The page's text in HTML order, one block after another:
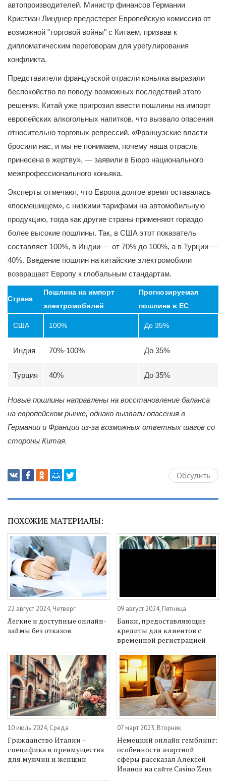
автопроизводителей. Министр финансов Германии
Кристиан Линднер предостерег Европейскую комиссию от
возможной "торговой войны" с Китаем, призвав к
дипломатическим переговорам для урегулирования
конфликта.
Представители французской отрасли коньяка выразили
беспокойство по поводу возможных последствий этого
решения. Китай уже пригрозил ввести пошлины на импорт
европейских алкогольных напитков, что вызвало опасения
относительно торговых репрессий. «Французские власти
бросили нас, и мы не понимаем, почему наша отрасль
принесена в жертву», — заявили в Бюро национального
межпрофессионального коньяка.
Эксперты отмечают, что Европа долгое время оставалась
«посмешищем», с низкими тарифами на автомобильную
продукцию, тогда как другие страны применяют гораздо
более высокие пошлины. Так, в США этот показатель
составляет 100%, в Индии — от 70% до 100%, а в Турции —
40%. Введение пошлин на китайские электромобили
возвращает Европу к глобальным стандартам.
Страна
Пошлина на импорт
электромобилей
Прогнозируемая
пошлина в ЕС
США 100% До 35%
Индия 70%-100% До 35%
Турция 40% До 35%
Новые пошлины направлены на восстановление баланса
на европейском рынке, однако вызвали опасения в
Германии и Франции из-за возможных ответных шагов со
стороны Китая.
Обсудить
ПОХОЖИЕ МАТЕРИАЛЫ:
22 август 2024, Четверг
Легкие и доступные онлайн-
займы без отказов
09 август 2024, Пятница
Банки, предоставляющие
кредиты для клиентов с
временной регистрацией
10 июль 2024, Среда
Гражданство Италии –
специфика и преимущества
для мужчин и женщин
07 март 2023, Вторник
Немецкий онлайн гемблинг:
особенности азартной
сферы рассказал Алексей
Иванов на сайте Casino Zeus